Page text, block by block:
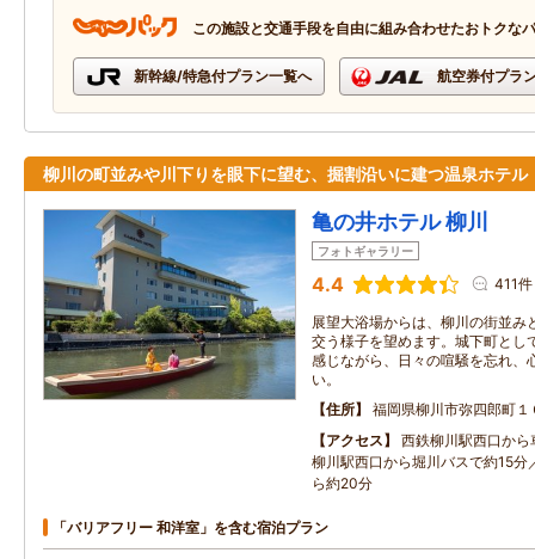
この施設と交通手段を自由に組み合わせたおトクな
新幹線/特急付プラン一覧へ 航空券付プラ
柳川の町並みや川下りを眼下に望む、掘割沿いに建つ温泉ホテル
亀の井ホテル 柳川
フォトギャラリー
4.4 411件
展望大浴場からは、柳川の街並み
交う様子を望めます。城下町とし
感じながら、日々の喧騒を忘れ、
い。
住所
福岡県柳川市弥四郎町１
アクセス
西鉄柳川駅西口か
柳川駅西口から堀川バスで約15分
ら約20分
「バリアフリー 和洋室」を含む宿泊プラン